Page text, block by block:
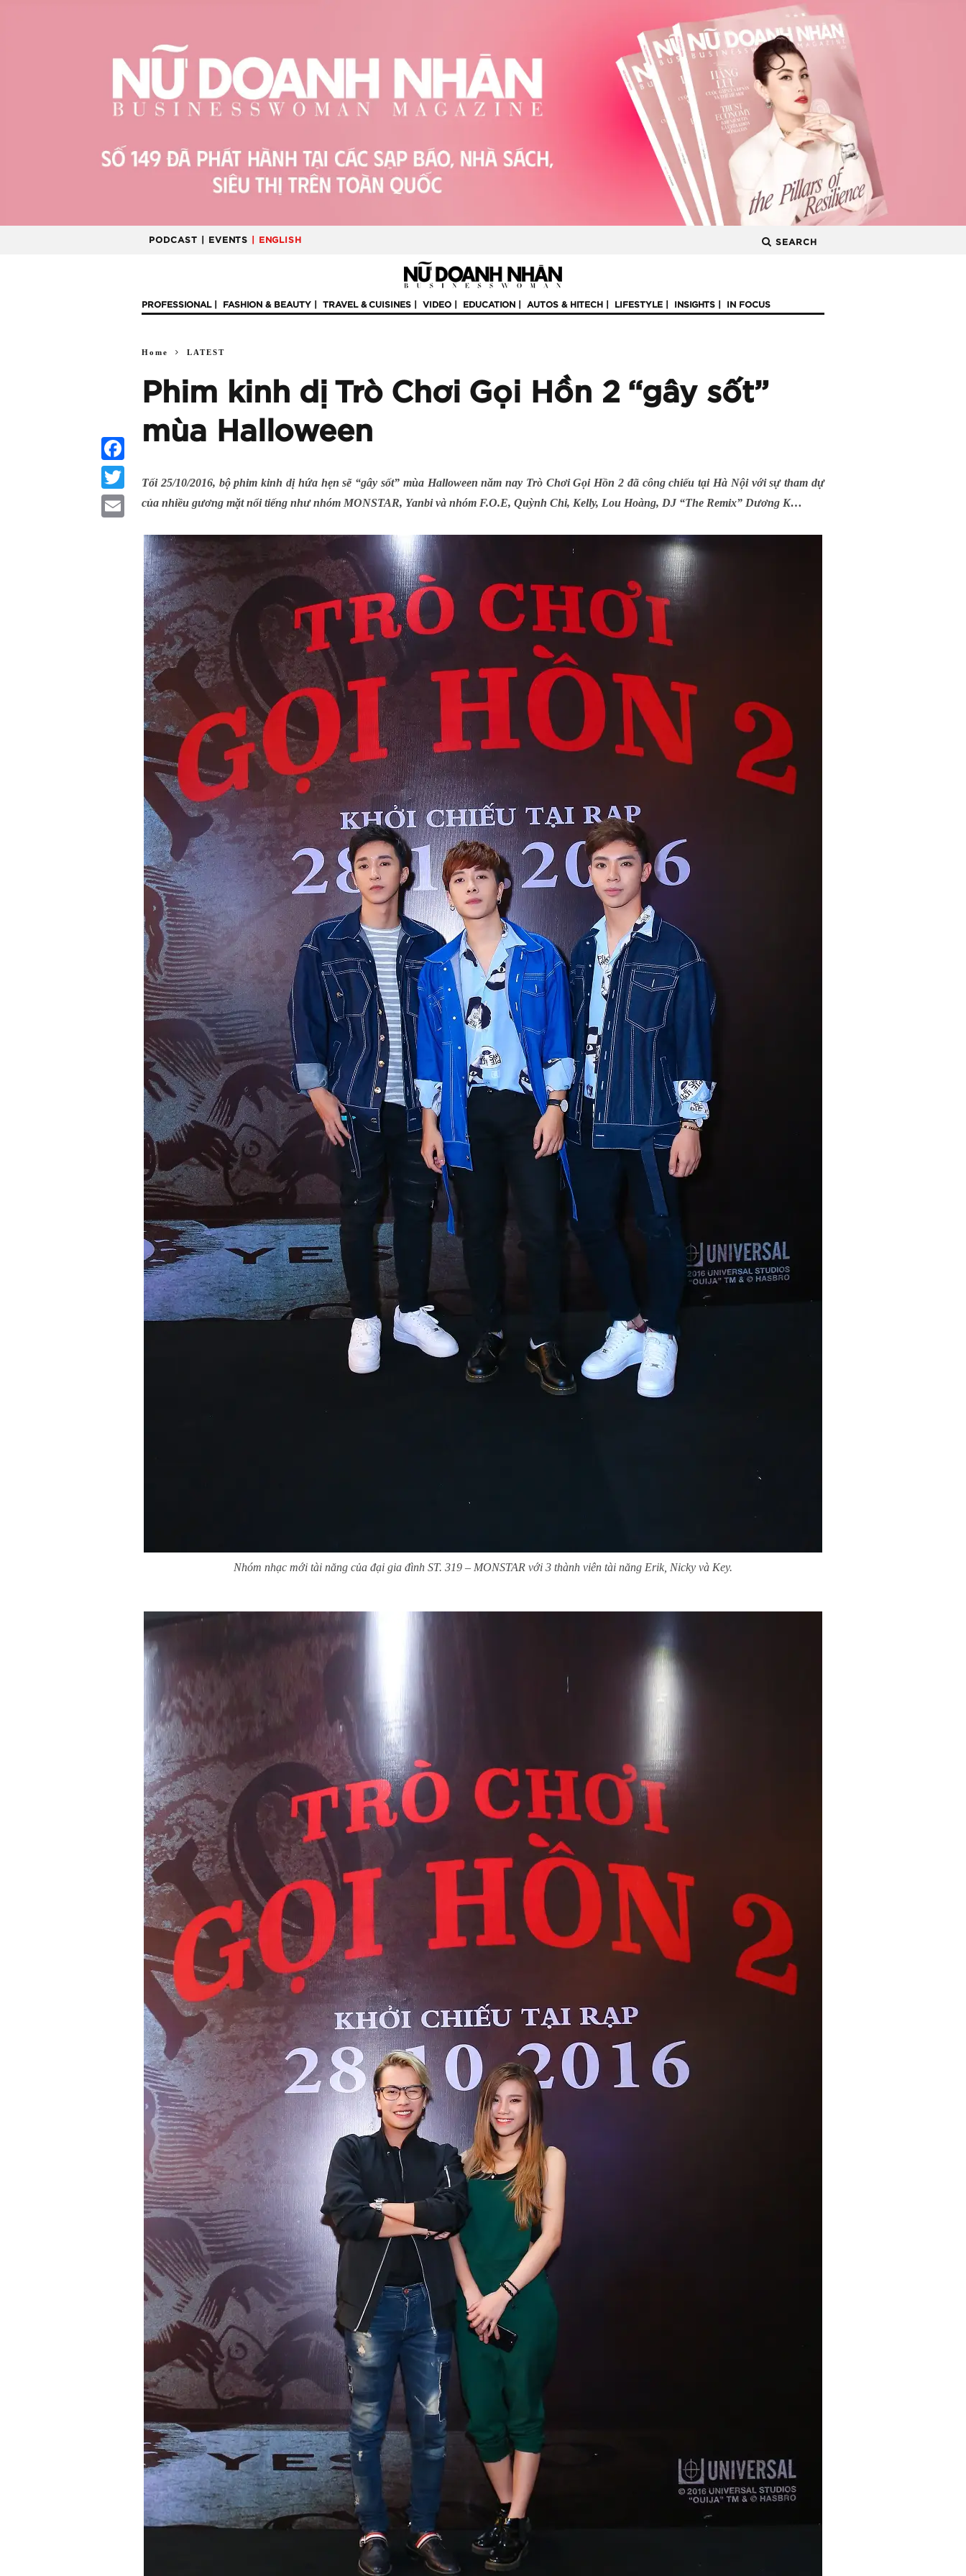
PODCAST | EVENTS | ENGLISH SEARCH
PROFESSIONAL FASHION & BEAUTY TRAVEL & CUISINES VIDEO EDUCATION AUTOS & HITECH LIFESTYLE INSIGHTS IN FOCUS
Home LATEST
Phim kinh dị Trò Chơi Gọi Hồn 2 “gây sốt”
mùa Halloween
Tối 25/10/2016, bộ phim kinh dị hứa hẹn sẽ “gây sốt” mùa Halloween năm nay Trò Chơi Gọi Hồn 2 đã công chiếu tại Hà Nội với sự tham dự
của nhiều gương mặt nổi tiếng như nhóm MONSTAR, Yanbi và nhóm F.O.E, Quỳnh Chi, Kelly, Lou Hoàng, DJ “The Remix” Dương K…
Nhóm nhạc mới tài năng của đại gia đình ST. 319 – MONSTAR với 3 thành viên tài năng Erik, Nicky và Key.
Facebook
Twitter